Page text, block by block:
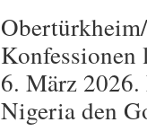
Konfessionen
6. März 2026.
Nigeria den